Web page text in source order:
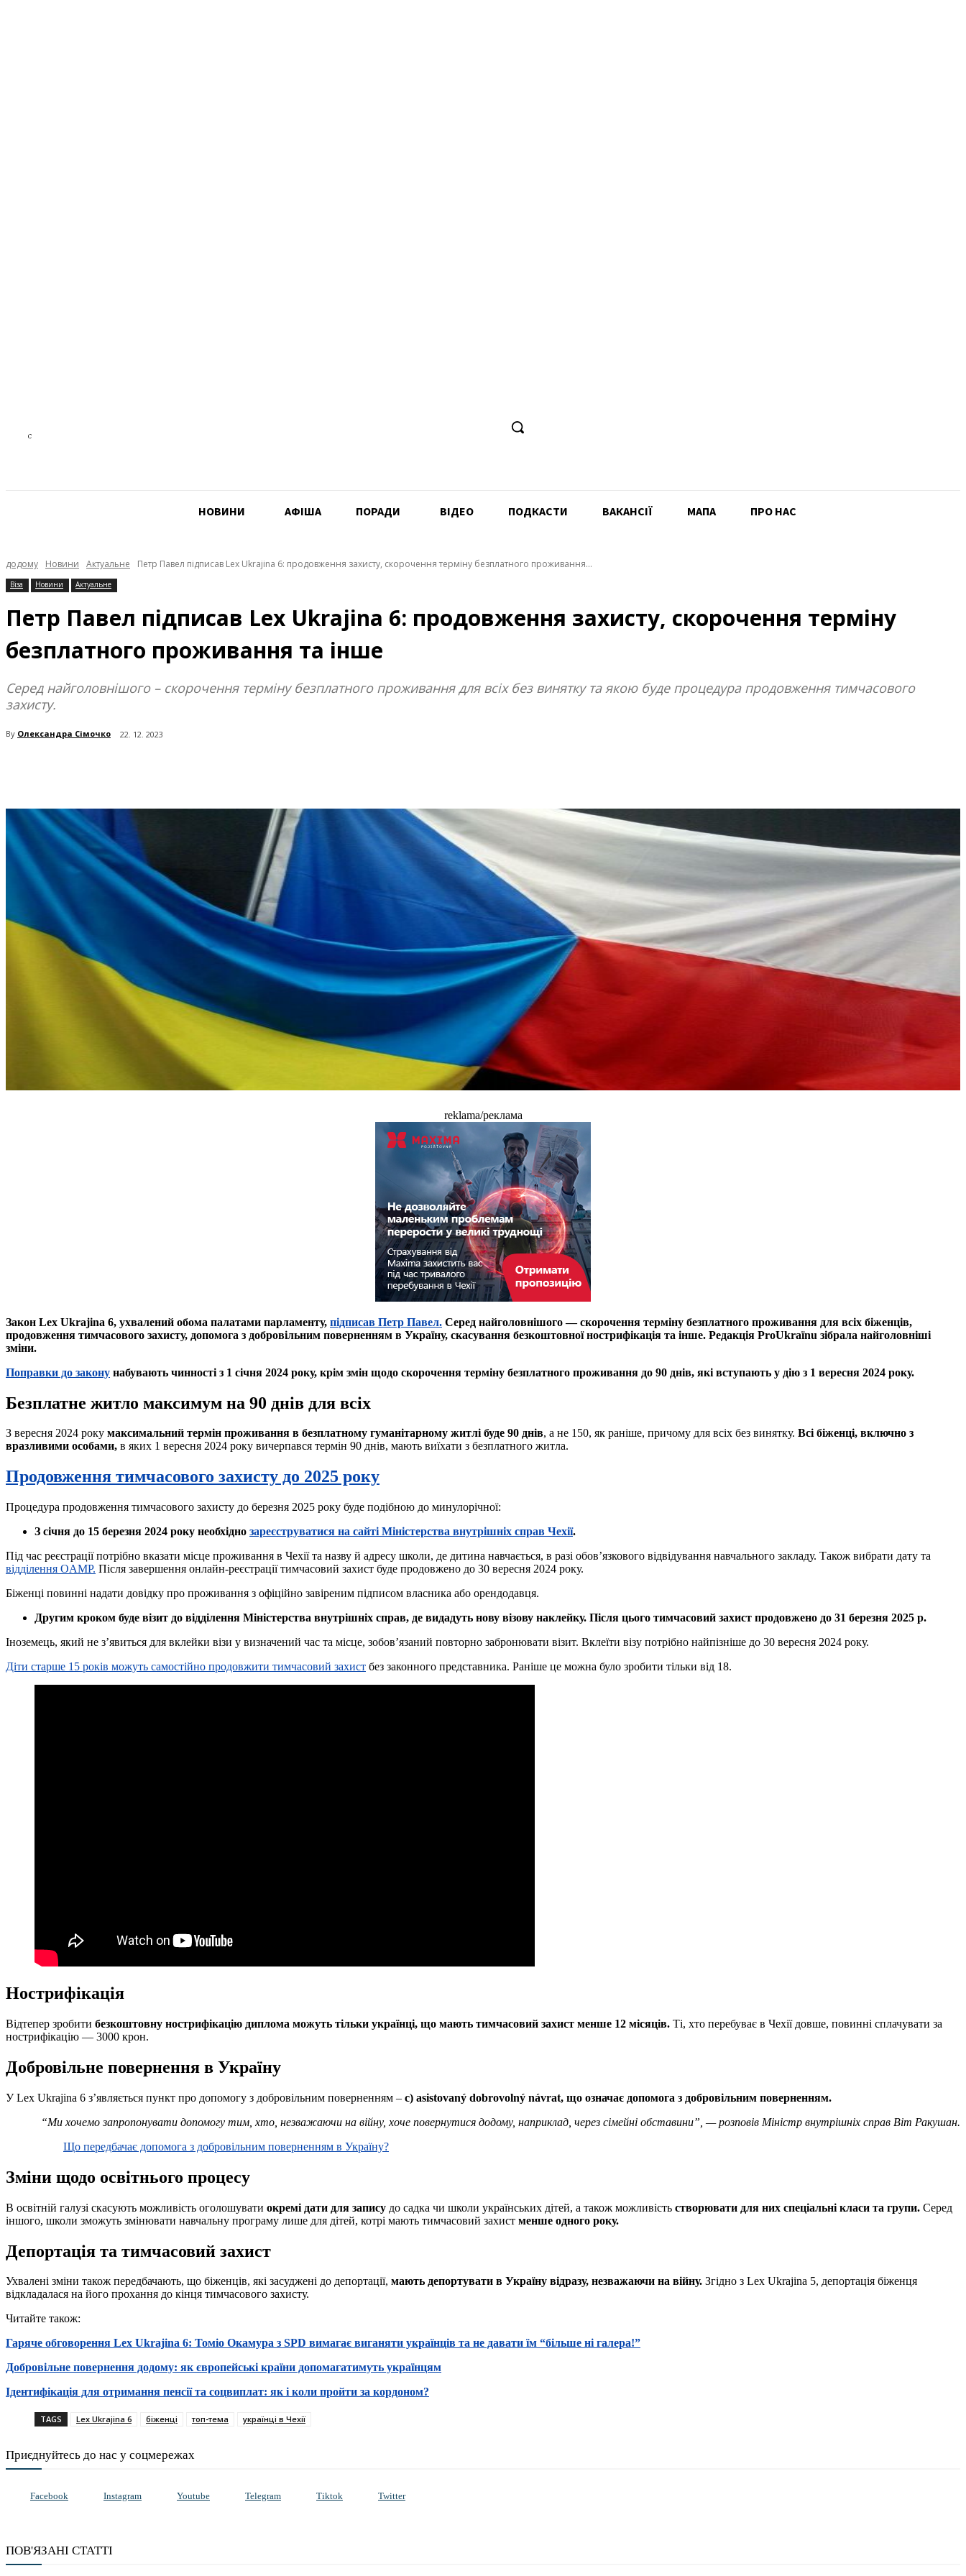
C
НОВИНИ АФIША ПОРАДИ ВІДЕО ПОДКАСТИ ВАКАНСІЇ MAПА ПРО НАС
додому Новини Актуальне Петр Павел підписав Lex Ukrajina 6: продовження захисту, скорочення терміну безплатного проживання...
Віза Новини Актуальне
Петр Павел підписав Lex Ukrajina 6: продовження захисту, скорочення терміну
безплатного проживання та інше
Серед найголовнішого – скорочення терміну безплатного проживання для всіх без винятку та якою буде процедура продовження тимчасового
захисту.
By Олександра Сімочко 22. 12. 2023
reklama/реклама
Закон Lex Ukrajina 6, ухвалений обома палатами парламенту, підписав Петр Павел. Серед найголовнішого — скорочення терміну безплатного проживання для всіх біженців,
продовження тимчасового захисту, допомога з добровільним поверненням в Україну, скасування безкоштовної нострифікація та інше. Редакція ProUkraїnu зібрала найголовніші
зміни.
Поправки до закону набувають чинності з 1 січня 2024 року, крім змін щодо скорочення терміну безплатного проживання до 90 днів, які вступають у дію з 1 вересня 2024 року.
Безплатне житло максимум на 90 днів для всіх
З вересня 2024 року максимальний термін проживання в безплатному гуманітарному житлі буде 90 днів, а не 150, як раніше, причому для всіх без винятку. Всі біженці, включно з
вразливими особами, в яких 1 вересня 2024 року вичерпався термін 90 днів, мають виїхати з безплатного житла.
Продовження тимчасового захисту до 2025 року
Процедура продовження тимчасового захисту до березня 2025 року буде подібною до минулорічної:
З січня до 15 березня 2024 року необхідно зареєструватися на сайті Міністерства внутрішніх справ Чехії.
Під час реєстрації потрібно вказати місце проживання в Чехії та назву й адресу школи, де дитина навчається, в разі обов’язкового відвідування навчального закладу. Також вибрати дату та
відділення OAMP. Після завершення онлайн-реєстрації тимчасовий захист буде продовжено до 30 вересня 2024 року.
Біженці повинні надати довідку про проживання з офіційно завіреним підписом власника або орендодавця.
Другим кроком буде візит до відділення Міністерства внутрішніх справ, де видадуть нову візову наклейку. Після цього тимчасовий захист продовжено до 31 березня 2025 р.
Іноземець, який не з’явиться для вклейки візи у визначений час та місце, зобов’язаний повторно забронювати візит. Вклеїти візу потрібно найпізніше до 30 вересня 2024 року.
Діти старше 15 років можуть самостійно продовжити тимчасовий захист без законного представника. Раніше це можна було зробити тільки від 18.
Нострифікація
Відтепер зробити безкоштовну нострифікацію диплома можуть тільки українці, що мають тимчасовий захист менше 12 місяців. Ті, хто перебуває в Чехії довше, повинні сплачувати за
нострифікацію — 3000 крон.
Добровільне повернення в Україну
У Lex Ukrajina 6 з’являється пункт про допомогу з добровільним поверненням – c) asistovaný dobrovolný návrat, що означає допомога з добровільним поверненням.
“Ми хочемо запропонувати допомогу тим, хто, незважаючи на війну, хоче повернутися додому, наприклад, через сімейні обставини”, — розповів Міністр внутрішніх справ Віт Ракушан.
Що передбачає допомога з добровільним поверненням в Україну?
Зміни щодо освітнього процесу
В освітній галузі скасують можливість оголошувати окремі дати для запису до садка чи школи українських дітей, а також можливість створювати для них спеціальні класи та групи. Серед
іншого, школи зможуть змінювати навчальну програму лише для дітей, котрі мають тимчасовий захист менше одного року.
Депортація та тимчасовий захист
Ухвалені зміни також передбачають, що біженців, які засуджені до депортації, мають депортувати в Україну відразу, незважаючи на війну. Згідно з Lex Ukrajina 5, депортація біженця
відкладалася на його прохання до кінця тимчасового захисту.
Читайте також:
Гаряче обговорення Lex Ukrajina 6: Томіо Окамура з SPD вимагає виганяти українців та не давати їм “більше ні галера!”
Добровільне повернення додому: як європейські країни допомагатимуть українцям
Ідентифікація для отримання пенсії та соцвиплат: як і коли пройти за кордоном?
TAGS Lex Ukrajina 6 біженці топ-тема українці в Чехії
Приєднуйтесь до нас у соцмережах
Facebook Instagram Youtube Telegram Tiktok Twitter
ПОВ'ЯЗАНІ СТАТТІ